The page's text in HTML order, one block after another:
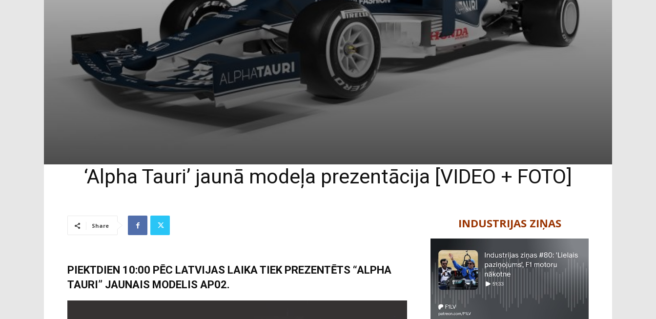
‘Alpha Tauri’ jaunā modeļa prezentācija [VIDEO + FOTO]
Share
PIEKTDIEN 10:00 PĒC LATVIJAS LAIKA TIEK PREZENTĒTS “ALPHA
TAURI” JAUNAIS MODELIS AP02.
INDUSTRIJAS ZIŅAS